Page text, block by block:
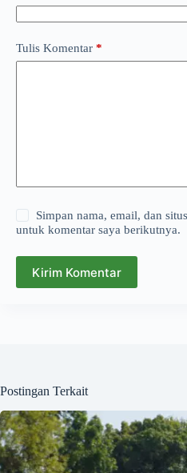
Tulis Komentar *
Simpan nama, email, dan
untuk komentar saya berikutnya.
Kirim Komentar
Postingan Terkait